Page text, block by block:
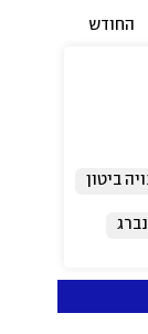
החודש
נויה ביטון